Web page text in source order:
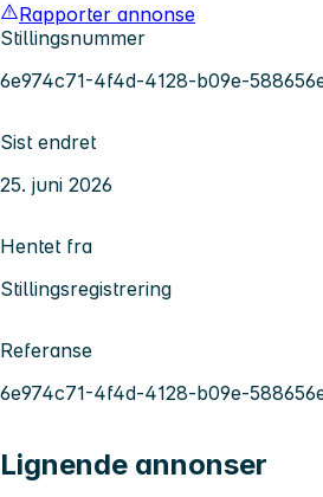
Rapporter annonse
Stillingsnummer
6e974c71-4f4d-4128-b09e-
Sist endret
25. juni 2026
Hentet fra
Stillingsregistrering
Referanse
6e974c71-4f4d-4128-b09e-
Lignende annonser